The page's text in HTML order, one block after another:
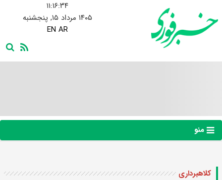
۱۱:۱۶:۳۵
۱۴۰۵ مرداد ۱۵, پنجشنبه
EN AR
منو
کلاهبرداری